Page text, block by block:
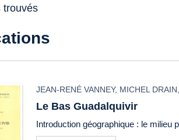
trouvés
JEAN-RENÉ VANNEY, MICHEL DRAIN
Le Bas Guadalquivir
Introduction géographique : le milieu